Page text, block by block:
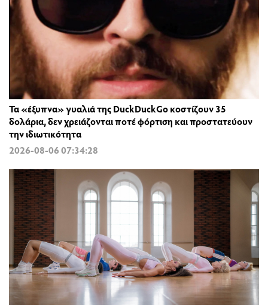
Τα «έξυπνα» γυαλιά της DuckDuckGo κοστίζουν 35
δολάρια, δεν χρειάζονται ποτέ φόρτιση και προστατεύουν
την ιδιωτικότητα
2026-08-06 07:34:28